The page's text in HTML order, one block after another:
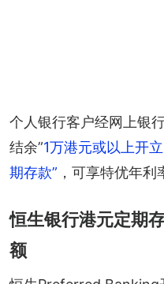
个人银行客户经网上银
结余”1万港元或以上开
期存款” ，可享特优年利
恒生银行港元定期
额